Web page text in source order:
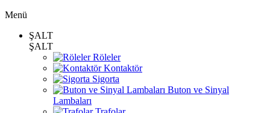
Menü
ŞALT
ŞALT
Röleler
Kontaktör
Sigorta
Buton ve Sinyal
Lambaları